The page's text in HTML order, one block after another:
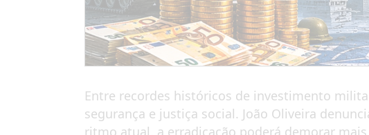
Entre recordes históricos de investimento
segurança e justiça social. João Oliveira